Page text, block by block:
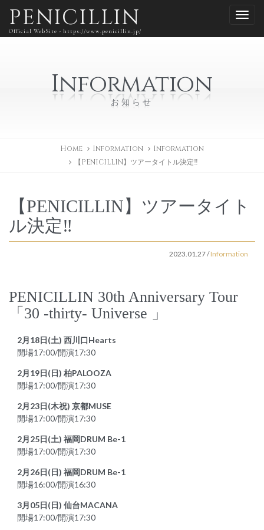
PENICILLIN
Official WebSite - https://www.penicillin.jp/
Information
お知らせ
Home Information
Information
【PENICILLIN】ツアータイトル決定‼️
【PENICILLIN】ツアータイト
ル決定‼️
2023.01.27/Information
PENICILLIN 30th Anniversary Tour
「30 -thirty- Universe 」
2月18日(土) 西川口Hearts
開場17:00/開演17:30
2月19日(日) 柏PALOOZA
開場17:00/開演17:30
2月23日(木祝) 京都MUSE
開場17:00/開演17:30
2月25日(土) 福岡DRUM Be-1
開場17:00/開演17:30
2月26日(日) 福岡DRUM Be-1
開場16:00/開演16:30
3月05日(日) 仙台MACANA
開場17:00/開演17:30